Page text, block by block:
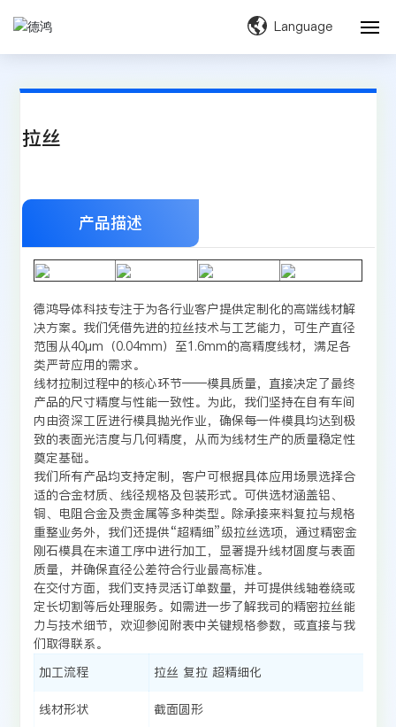
新闻资讯
服务支持
联系我们
Language
拉丝
产品描述
德鸿导体科技专注于为各行业客户提供定制化的高端线材解
决方案。我们凭借先进的拉丝技术与工艺能力，可生产直径
范围从40μm（0.04mm）至1.6mm的高精度线材，满足各
类严苛应用的需求。
线材拉制过程中的核心环节——模具质量，直接决定了最终
产品的尺寸精度与性能一致性。为此，我们坚持在自有车间
内由资深工匠进行模具抛光作业，确保每一件模具均达到极
致的表面光洁度与几何精度，从而为线材生产的质量稳定性
奠定基础。
我们所有产品均支持定制，客户可根据具体应用场景选择合
适的合金材质、线径规格及包装形式。可供选材涵盖铝、
铜、电阻合金及贵金属等多种类型。除承接来料复拉与规格
重整业务外，我们还提供“超精细”级拉丝选项，通过精密金
刚石模具在末道工序中进行加工，显著提升线材圆度与表面
质量，并确保直径公差符合行业最高标准。
在交付方面，我们支持灵活订单数量，并可提供线轴卷绕或
定长切割等后处理服务。如需进一步了解我司的精密拉丝能
力与技术细节，欢迎参阅附表中关键规格参数，或直接与我
们取得联系。
加工流程
拉丝 复拉 超精细化
线材形状 截面圆形